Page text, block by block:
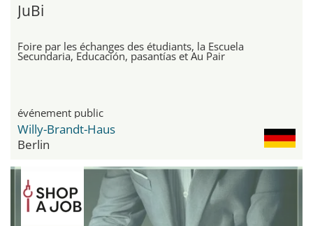
JuBi
Foire par les échanges des étudiants, la Escuela
Secundaria, Educación, pasantías et Au Pair
événement public
Willy-Brandt-Haus
Berlin